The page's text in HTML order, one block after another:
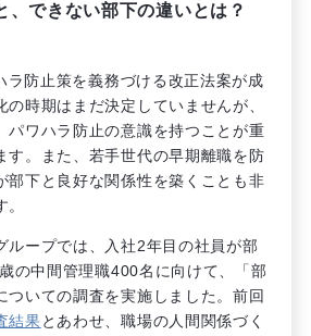
、できない部下の違いとは？
ラ防止策を義務づける改正法案が成
の時期はまだ決定していませんが、
パワハラ防止の意識を持つことが重
す。また、若手世代の早期離職を防
部下と良好な関係性を築くことも非
ループでは、入社2年目の社員が部
の中間管理職400名に向けて、「部
ついての調査を実施しました。前回
結果 とあわせ、職場の人間関係づく